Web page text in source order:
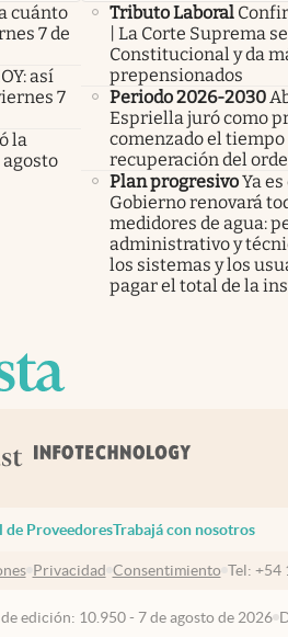
cuánto
7 de
así
7
la
Tributo Laboral
| La Corte Suprema
Constitucional y da
prepensionados
Periodo 2026-2030
Espriella juró como
comenzado el tiempo
recuperación del
Plan progresivoYa
Gobierno renovará
medidores de agua:
administrativo y
los sistemas y los
pagar el total de la
de ProveedoresTrabajá con nosotros
Privacidad Consentimiento Tel: +54
de edición: 10.950 - 7 de agosto de 2026